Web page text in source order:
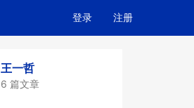
登录 注册
王一哲
6 篇文章